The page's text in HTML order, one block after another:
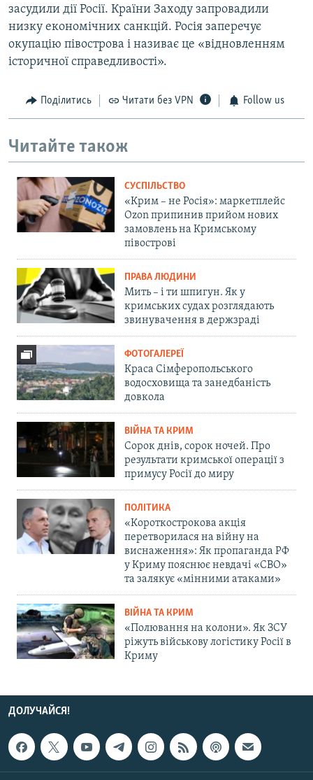
засудили дії Росії. Країни Заходу запровадили
низку економічних санкцій. Росія заперечує
окупацію півострова і називає це «відновленням
історичної справедливості».
Поділитись Читати без VPN Follow us
Читайте також
СУСПІЛЬСТВО
«Крим – не Росія»: маркетплейс
Ozon припинив прийом нових
замовлень на Кримському
півострові
ПРАВА ЛЮДИНИ
Мить – і ти шпигун. Як у
кримських судах розглядають
звинувачення в держзраді
ФОТОГАЛЕРЕЇ
Краса Сімферопольського
водосховища та занедбаність
довкола
ВІЙНА ТА КРИМ
Сорок днів, сорок ночей. Про
результати кримської операції з
примусу Росії до миру
ПОЛІТИКА
«Короткострокова акція
перетворилася на війну на
виснаження»: Як пропаганда РФ
у Криму пояснює невдачі «СВО»
та залякує «мінними атаками»
ВІЙНА ТА КРИМ
«Полювання на колони». Як ЗСУ
ріжуть військову логістику Росії в
Криму
ДОЛУЧАЙСЯ!